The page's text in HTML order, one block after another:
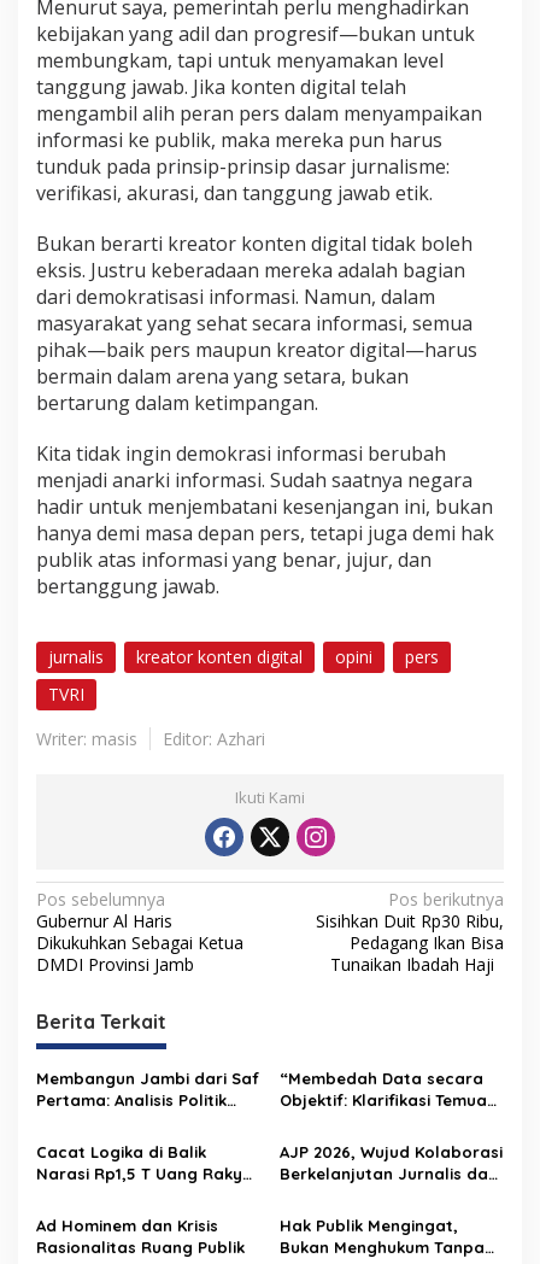
Menurut saya, pemerintah perlu menghadirkan
kebijakan yang adil dan progresif—bukan untuk
membungkam, tapi untuk menyamakan level
tanggung jawab. Jika konten digital telah
mengambil alih peran pers dalam menyampaikan
informasi ke publik, maka mereka pun harus
tunduk pada prinsip-prinsip dasar jurnalisme:
verifikasi, akurasi, dan tanggung jawab etik.
Bukan berarti kreator konten digital tidak boleh
eksis. Justru keberadaan mereka adalah bagian
dari demokratisasi informasi. Namun, dalam
masyarakat yang sehat secara informasi, semua
pihak—baik pers maupun kreator digital—harus
bermain dalam arena yang setara, bukan
bertarung dalam ketimpangan.
Kita tidak ingin demokrasi informasi berubah
menjadi anarki informasi. Sudah saatnya negara
hadir untuk menjembatani kesenjangan ini, bukan
hanya demi masa depan pers, tetapi juga demi hak
publik atas informasi yang benar, jujur, dan
bertanggung jawab.
jurnalis kreator konten digital opini
pers
TVRI
Writer: masis
Editor: Azhari
Ikuti Kami
N
a
v
i
g
a
s
i
p
s
Pos sebelumnya
Gubernur Al Haris
Dikukuhkan Sebagai Ketua
DMDI Provinsi Jamb
Pos berikutnya
Sisihkan Duit Rp30 Ribu,
Pedagang Ikan Bisa
Tunaikan Ibadah Haji
Berita Terkait
Membangun Jambi dari Saf
Pertama: Analisis Politik
Program SUBLING Al Haris
“Membedah Data secara
Objektif: Klarifikasi Temuan
Wujud Transparansi dan
Akuntabilitas Pemprov
Jambi”
Cacat Logika di Balik
Narasi Rp1,5 T Uang Rakyat
AJP 2026, Wujud Kolaborasi
Berkelanjutan Jurnalis dan
Ad Hominem dan Krisis
Rasionalitas Ruang Publik
Hak Publik Mengingat,
Bukan Menghukum Tanpa